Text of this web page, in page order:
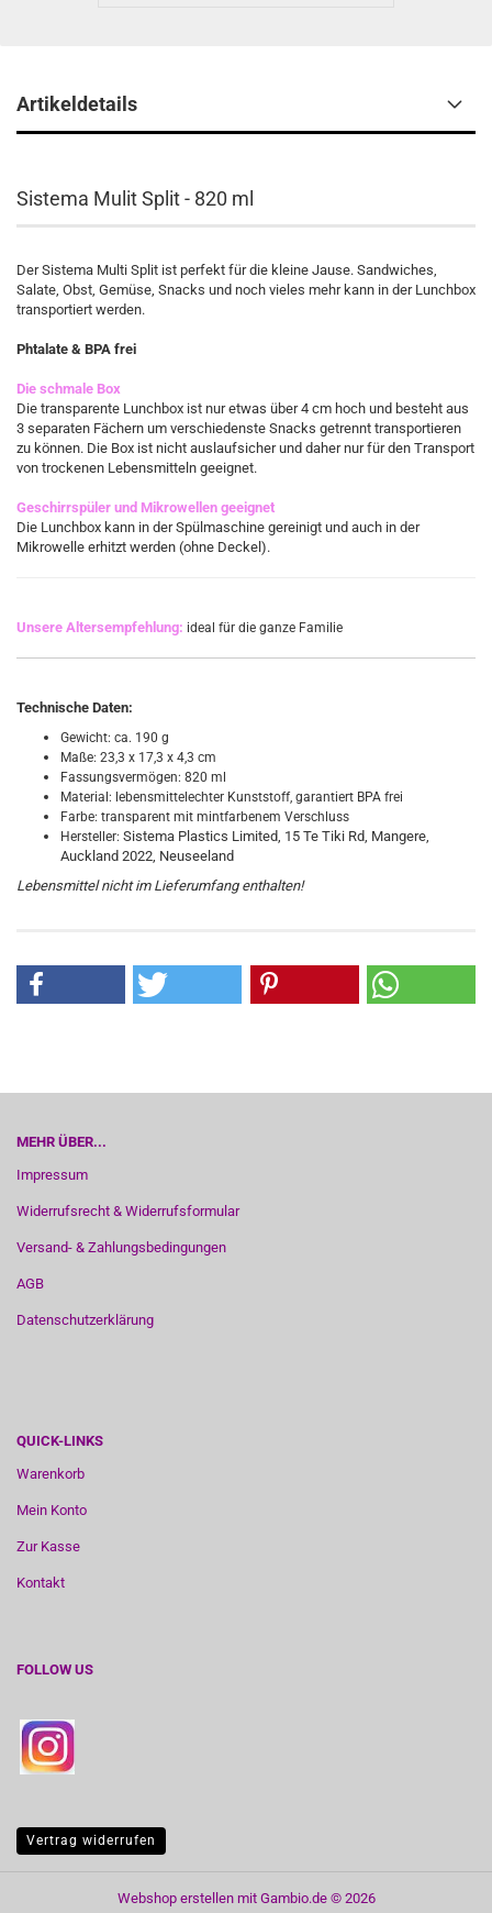
Artikeldetails
Sistema Mulit Split - 820 ml
Der Sistema Multi Split ist perfekt für die kleine Jause. Sandwiches,
Salate, Obst, Gemüse, Snacks und noch vieles mehr kann in der Lunchbox
transportiert werden.
Phtalate & BPA frei
Die schmale Box
Die transparente Lunchbox ist nur etwas über 4 cm hoch und besteht aus
3 separaten Fächern um verschiedenste Snacks getrennt transportieren
zu können. Die Box ist nicht auslaufsicher und daher nur für den Transport
von trockenen Lebensmitteln geeignet.
Geschirrspüler und Mikrowellen geeignet
Die Lunchbox kann in der Spülmaschine gereinigt und auch in der
Mikrowelle erhitzt werden (ohne Deckel).
Unsere Altersempfehlung: ideal für die ganze Familie
Technische Daten:
Gewicht: ca. 190 g
Maße: 23,3 x 17,3 x 4,3 cm
Fassungsvermögen: 820 ml
Material: lebensmittelechter Kunststoff, garantiert BPA frei
Farbe: transparent mit mintfarbenem Verschluss
Hersteller: Sistema Plastics Limited, 15 Te Tiki Rd, Mangere,
Auckland 2022, Neuseeland
Lebensmittel nicht im Lieferumfang enthalten!
MEHR ÜBER...
Impressum
Widerrufsrecht & Widerrufsformular
Versand- & Zahlungsbedingungen
AGB
Datenschutzerklärung
QUICK-LINKS
Warenkorb
Mein Konto
Zur Kasse
Kontakt
FOLLOW US
Vertrag widerrufen
Webshop erstellenmit Gambio.de © 2026